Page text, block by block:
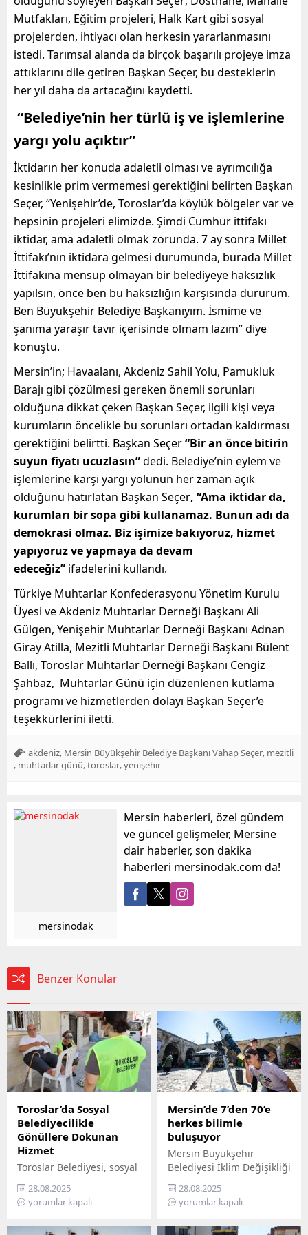
Mutfakları, Eğitim projeleri, Halk Kart gibi sosyal
projelerden, ihtiyacı olan herkesin yararlanmasını
istedi. Tarımsal alanda da birçok başarılı projeye imza
attıklarını dile getiren Başkan Seçer, bu desteklerin
her yıl daha da artacağını kaydetti.
“Belediye’nin her türlü iş ve işlemlerine
yargı yolu açıktır”
İktidarın her konuda adaletli olması ve ayrımcılığa
kesinlikle prim vermemesi gerektiğini belirten Başkan
Seçer, “Yenişehir’de, Toroslar’da köylük bölgeler var ve
hepsinin projeleri elimizde. Şimdi Cumhur ittifakı
iktidar, ama adaletli olmak zorunda. 7 ay sonra Millet
İttifakı’nın iktidara gelmesi durumunda, burada Millet
İttifakına mensup olmayan bir belediyeye haksızlık
yapılsın, önce ben bu haksızlığın karşısında dururum.
Ben Büyükşehir Belediye Başkanıyım. İsmime ve
şanıma yaraşır tavır içerisinde olmam lazım” diye
konuştu.
Mersin’in; Havaalanı, Akdeniz Sahil Yolu, Pamukluk
Barajı gibi çözülmesi gereken önemli sorunları
olduğuna dikkat çeken Başkan Seçer, ilgili kişi veya
kurumların öncelikle bu sorunları ortadan kaldırması
gerektiğini belirtti. Başkan Seçer“Bir an önce bitirin
suyun fiyatı ucuzlasın”dedi. Belediye’nin eylem ve
işlemlerine karşı yargı yolunun her zaman açık
olduğunu hatırlatan Başkan Seçer, “Ama iktidar da,
kurumları bir sopa gibi kullanamaz. Bunun adı da
demokrasi olmaz. Biz işimize bakıyoruz, hizmet
yapıyoruz ve yapmaya da devam
edeceğiz” ifadelerini kullandı.
Türkiye Muhtarlar Konfederasyonu Yönetim Kurulu
Üyesi ve Akdeniz Muhtarlar Derneği Başkanı Ali
Gülgen, Yenişehir Muhtarlar Derneği Başkanı Adnan
Giray Atilla, Mezitli Muhtarlar Derneği Başkanı Bülent
Ballı, Toroslar Muhtarlar Derneği Başkanı Cengiz
Şahbaz, Muhtarlar Günü için düzenlenen kutlama
programı ve hizmetlerden dolayı Başkan Seçer’e
teşekkürlerini iletti.
akdeniz Mersin Büyükşehir Belediye Başkanı Vahap Seçer mezitli
muhtarlar günü toroslar yenişehir
mersinodak
Mersin haberleri, özel gündem
ve güncel gelişmeler, Mersine
dair haberler, son dakika
haberleri mersinodak.com da!
Benzer Konular
Toroslar’da Sosyal
Belediyecilikle
Gönüllere Dokunan
Hizmet
Toroslar Belediyesi, sosyal
belediyecilik anlayışıyla
vatandaşların gönüllerine
dokunmaya devam ediyor.
28.08.2025
yorumlar kapalı
Mersin’de 7’den 70’e
herkes bilimle
buluşuyor
Mersin Büyükşehir
Belediyesi İklim Değişikliği
ve Sıfır Atık Dairesi
Başkanlığı, Mercan 100.
Yıl İklim ve Çevre Bilim
28.08.2025
yorumlar kapalı